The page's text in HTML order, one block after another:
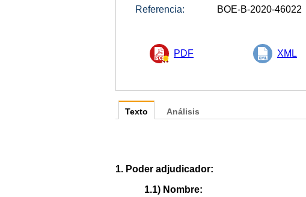
Referencia:
BOE-B-2020-46022
PDF XML
Texto
1. Poder adjudicador:
1.1) Nombre:
Análisis